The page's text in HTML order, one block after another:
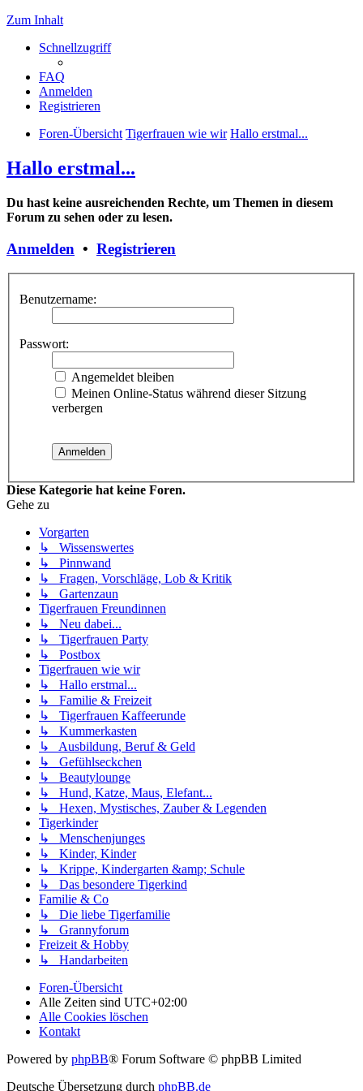
Zum Inhalt
Schnellzugriff
FAQ
Anmelden
Registrieren
Foren-Übersicht Tigerfrauen wie wir Hallo erstmal...
Hallo erstmal...
Du hast keine ausreichenden Rechte, um Themen in diesem
Forum zu sehen oder zu lesen.
Anmelden • Registrieren
Benutzername:
Passwort:
Angemeldet bleiben
Meinen Online-Status während dieser Sitzung
verbergen
Diese Kategorie hat keine Foren.
Gehe zu
Vorgarten
↳ Wissenswertes
↳ Pinnwand
↳ Fragen, Vorschläge, Lob & Kritik
↳ Gartenzaun
Tigerfrauen Freundinnen
↳ Neu dabei...
↳ Tigerfrauen Party
↳ Postbox
Tigerfrauen wie wir
↳ Hallo erstmal...
↳ Familie & Freizeit
↳ Tigerfrauen Kaffeerunde
↳ Kummerkasten
↳ Ausbildung, Beruf & Geld
↳ Gefühlseckchen
↳ Beautylounge
↳ Hund, Katze, Maus, Elefant...
↳ Hexen, Mystisches, Zauber & Legenden
Tigerkinder
↳ Menschenjunges
↳ Kinder, Kinder
↳ Krippe, Kindergarten &amp; Schule
↳ Das besondere Tigerkind
Familie & Co
↳ Die liebe Tigerfamilie
↳ Grannyforum
Freizeit & Hobby
↳ Handarbeiten
Foren-Übersicht
Alle Zeiten sind UTC+02:00
Alle Cookies löschen
Kontakt
Powered by phpBB® Forum Software © phpBB Limited
Deutsche Übersetzung durch phpBB.de